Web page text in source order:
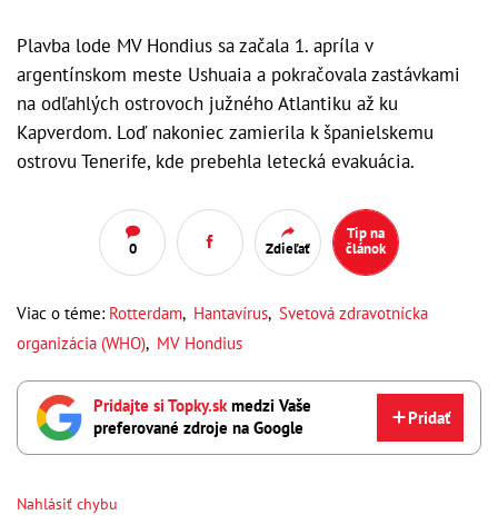
Plavba lode MV Hondius sa začala 1. apríla v
argentínskom meste Ushuaia a pokračovala zastávkami
na odľahlých ostrovoch južného Atlantiku až ku
Kapverdom. Loď nakoniec zamierila k španielskemu
ostrovu Tenerife, kde prebehla letecká evakuácia.
0 Zdieľať
Tip na
článok
Viac o téme: Rotterdam, Hantavírus, Svetová zdravotnícka
organizácia (WHO), MV Hondius
Pridajte si Topky.skmedzi Vaše
preferované zdroje na Google
Pridať
Nahlásiť chybu